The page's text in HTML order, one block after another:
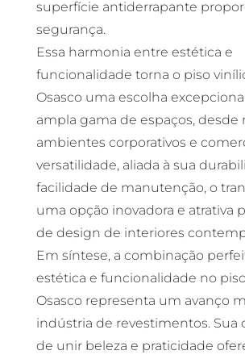
superfície antiderrapante
segurança.
Essa harmonia entre estética e
funcionalidade torna o piso
Osasco uma escolha
ampla gama de espaços, desde
ambientes corporativos e
versatilidade, aliada à sua
facilidade de manutenção, o
uma opção inovadora e atrativa
de design de interiores
Em síntese, a combinação
estética e funcionalidade no
Osasco representa um avanço
indústria de revestimentos. Sua
de unir beleza e praticidade